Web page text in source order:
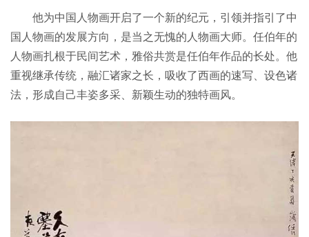
他为中国人物画开启了一个新的纪元，引领并指引了中
国人物画的发展方向，是当之无愧的人物画大师。任伯年的
人物画扎根于民间艺术，雅俗共赏是任伯年作品的长处。他
重视继承传统，融汇诸家之长，吸收了西画的速写、设色诸
法，形成自己丰姿多采、新颖生动的独特画风。